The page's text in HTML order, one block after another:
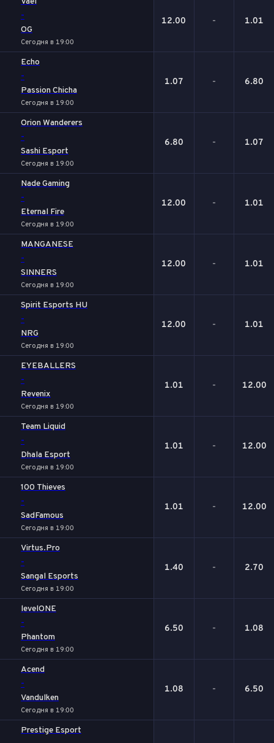
-
OG
Сегодня в 19:00
12.00 - 1.01
Echo
-
Passion Chicha
Сегодня в 19:00
1.07 - 6.80
Orion Wanderers
-
Sashi Esport
Сегодня в 19:00
6.80 - 1.07
Nade Gaming
-
Eternal Fire
Сегодня в 19:00
12.00 - 1.01
MANGANESE
-
SINNERS
Сегодня в 19:00
12.00 - 1.01
Spirit Esports HU
-
NRG
Сегодня в 19:00
12.00 - 1.01
EYEBALLERS
-
Revenix
Сегодня в 19:00
1.01 - 12.00
Team Liquid
-
Dhala Esport
Сегодня в 19:00
1.01 - 12.00
100 Thieves
-
SadFamous
Сегодня в 19:00
1.01 - 12.00
Virtus.Pro
-
Sangal Esports
Сегодня в 19:00
1.40 - 2.70
levelONE
-
Phantom
Сегодня в 19:00
6.50 - 1.08
Acend
-
Vandulken
Сегодня в 19:00
1.08 - 6.50
Prestige Esport